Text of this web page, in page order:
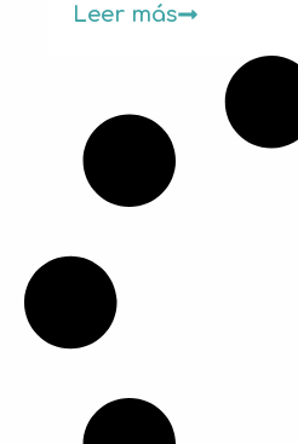
Leer más